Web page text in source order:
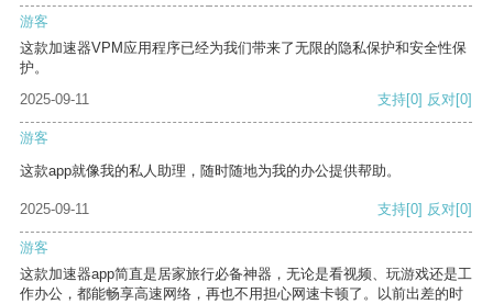
游客
这款加速器VPM应用程序已经为我们带来了无限的隐私保护和安全性保
护。
2025-09-11
支持[0] 反对[0]
游客
这款app就像我的私人助理，随时随地为我的办公提供帮助。
2025-09-11 支持[0] 反对[0]
游客
这款加速器app简直是居家旅行必备神器，无论是看视频、玩游戏还是工
作办公，都能畅享高速网络，再也不用担心网速卡顿了。以前出差的时